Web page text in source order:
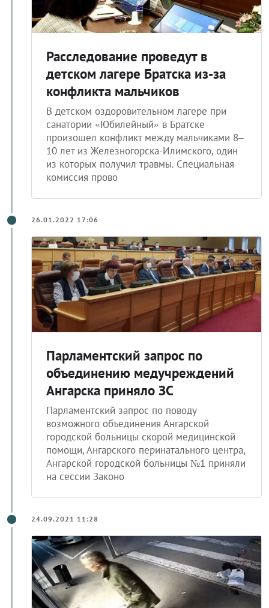
детском лагере Братска из-за
конфликта мальчиков
В детском оздоровительном лагере при
санатории «Юбилейный» в Братске
произошел конфликт между мальчиками 8–
10 лет из Железногорска-Илимского, один
из которых получил травмы. Специальная
комиссия прово
объединению медучреждений
Ангарска приняло ЗС
Парламентский запрос по поводу
возможного объединения Ангарской
городской больницы скорой медицинской
помощи, Ангарского перинатального центра,
Ангарской городской больницы №1 приняли
на сессии Законо